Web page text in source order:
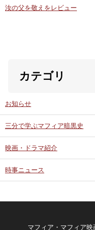
汝の父を敬えをレビュー
カテゴリ
お知らせ
三分で学ぶマフィア暗黒史
映画・ドラマ紹介
時事ニュース
マフィア・マフィア